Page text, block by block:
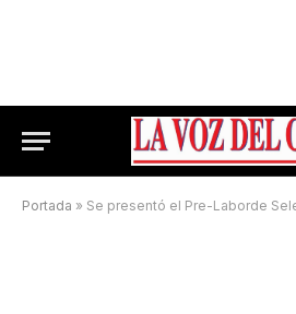
Portada » Se presentó el Pre-Laborde